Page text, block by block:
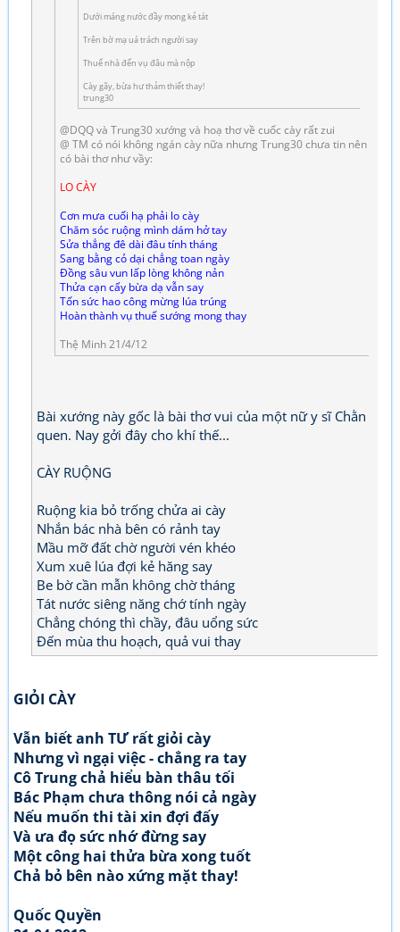
Dưới máng nước đầy mong kẻ tát
Trên bờ mạ uá trách người say
Thuế nhà đến vụ đâu mà nộp
Cày gãy, bừa hư thảm thiết thay!
trung30
@DQQ và Trung30 xướng và hoạ thơ về cuốc cày rất zui
@ TM có nói không ngán cày nữa nhưng Trung30 chưa tin nên
có bài thơ như vầy:
LO CÀY
Cơn mưa cuối hạ phải lo cày
Chăm sóc ruộng mình dám hở tay
Sửa thẳng đê dài đâu tính tháng
Sang bằng cỏ dại chẳng toan ngày
Đồng sâu vun lấp lòng không nản
Thửa cạn cấy bừa dạ vẫn say
Tốn sức hao công mừng lúa trúng
Hoàn thành vụ thuế sướng mong thay
Thệ Minh 21/4/12
Bài xướng này gốc là bài thơ vui của một nữ y sĩ Chằn
quen. Nay gởi đây cho khí thế...
CÀY RUỘNG
Ruộng kia bỏ trống chửa ai cày
Nhắn bác nhà bên có rảnh tay
Mầu mỡ đất chờ người vén khéo
Xum xuê lúa đợi kẻ hăng say
Be bờ cần mẫn không chờ tháng
Tát nước siêng năng chớ tính ngày
Chẳng chóng thì chầy, đâu uổng sức
Đến mùa thu hoạch, quả vui thay
GIỎI CÀY
Vẫn biết anh TƯ rất giỏi cày
Nhưng vì ngại việc - chẳng ra tay
Cô Trung chả hiểu bàn thâu tối
Bác Phạm chưa thông nói cả ngày
Nếu muốn thi tài xin đợi đấy
Và ưa đọ sức nhớ đừng say
Một công hai thửa bừa xong tuốt
Chả bỏ bên nào xứng mặt thay!
Quốc Quyền